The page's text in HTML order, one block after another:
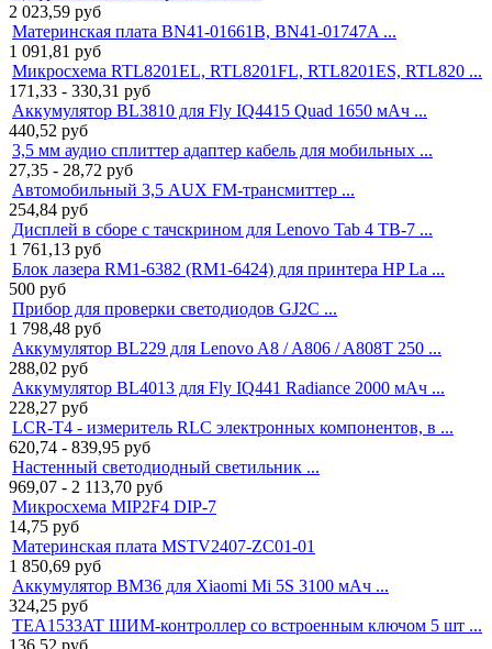
2 023,59 руб
Материнская плата BN41-01661B, BN41-01747A ...
1 091,81 руб
Микросхема RTL8201EL, RTL8201FL, RTL8201ES, RTL820 ...
171,33 - 330,31 руб
Аккумулятор BL3810 для Fly IQ4415 Quad 1650 мАч ...
440,52 руб
3,5 мм аудио сплиттер адаптер кабель для мобильных ...
27,35 - 28,72 руб
Автомобильный 3,5 AUX FM-трансмиттер ...
254,84 руб
Дисплей в сборе с тачскрином для Lenovo Tab 4 TB-7 ...
1 761,13 руб
Блок лазера RM1-6382 (RM1-6424) для принтера HP La ...
500 руб
Прибор для проверки светодиодов GJ2C ...
1 798,48 руб
Аккумулятор BL229 для Lenovo A8 / A806 / A808T 250 ...
288,02 руб
Аккумулятор BL4013 для Fly IQ441 Radiance 2000 мАч ...
228,27 руб
LCR-T4 - измеритель RLC электронных компонентов, в ...
620,74 - 839,95 руб
Настенный светодиодный светильник ...
969,07 - 2 113,70 руб
Микросхема MIP2F4 DIP-7
14,75 руб
Материнская плата MSTV2407-ZC01-01
1 850,69 руб
Аккумулятор BM36 для Xiaomi Mi 5S 3100 мАч ...
324,25 руб
TEA1533AT ШИМ-контроллер со встроенным ключом 5 шт ...
136,52 руб